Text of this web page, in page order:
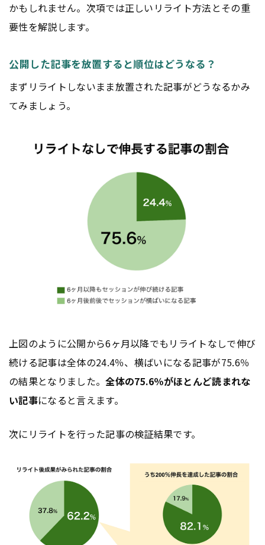
かもしれません。次項では正しいリライト方法とその重
要性を解説します。
公開した記事を放置すると順位はどうなる？
まずリライトしないまま放置された記事がどうなるかみ
てみましょう。
上図のように公開から6ヶ月以降でもリライトなしで伸び
続ける記事は全体の24.4％、横ばいになる記事が75.6％
の結果となりました。全体の75.6％がほとんど読まれな
い記事になると言えます。
次にリライトを行った記事の検証結果です。